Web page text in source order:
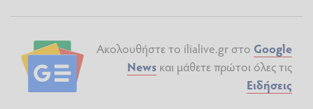
Ακολουθήστε το ilialive.gr στο Google
News και μάθετε πρώτοι όλες τις
Ειδήσεις